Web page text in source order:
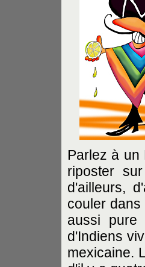
Parlez à
riposter
d'ailleurs,
couler
aussi pure
d'Indiens
mexicaine.